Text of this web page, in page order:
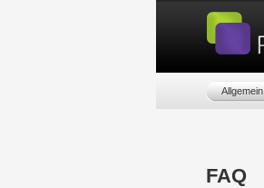
Allgemein
FAQ